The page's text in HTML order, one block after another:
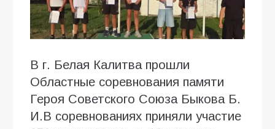
В г. Белая Калитва прошли
Областные соревнования памяти
Героя Советского Союза Быкова Б.
И.В соревнованиях приняли участие